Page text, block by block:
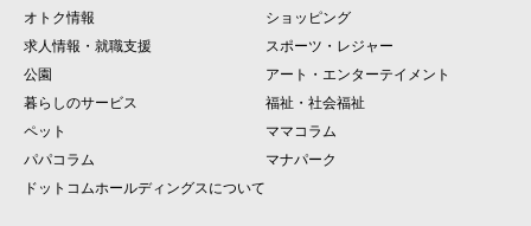
オトク情報
ショッピング
求人情報・就職支援
スポーツ・レジャー
公園
アート・エンターテイメント
暮らしのサービス
福祉・社会福祉
ペット
ママコラム
パパコラム
マナパーク
ドットコムホールディングスについて